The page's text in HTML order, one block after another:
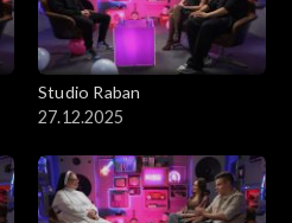
Studio Raban
27.12.2025